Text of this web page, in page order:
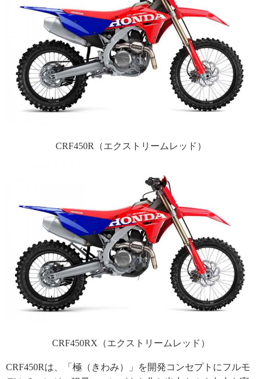
CRF450R（エクストリームレッド）
CRF450RX（エクストリームレッド）
CRF450Rは、「極（きわみ）」を開発コンセプトにフルモ